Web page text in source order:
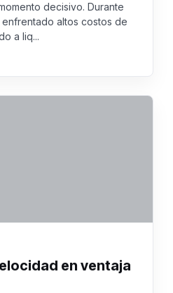
decisivo. Durante
altos costos de
a liq...
en ventaja